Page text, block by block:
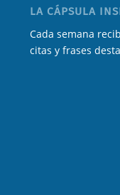
LA CÁPSULA
Cada semana
citas y frases